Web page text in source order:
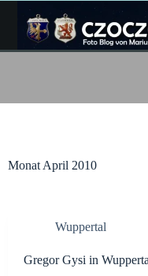
Inhalt
springen
Monat April 2010
Wuppertal
Gregor Gysi in